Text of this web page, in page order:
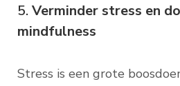
5. Verminder stress en
mindfulness
Stress is een grote